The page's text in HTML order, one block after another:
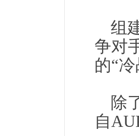
组
争对
的“
除
自